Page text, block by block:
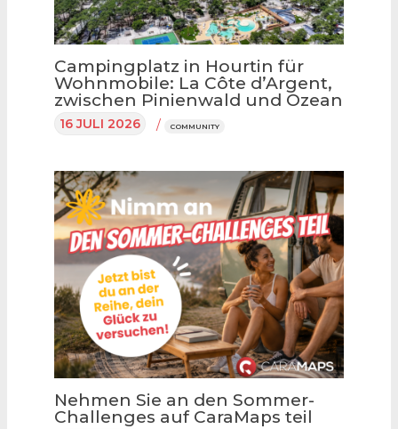
Campingplatz in Hourtin für
Wohnmobile: La Côte d’Argent,
zwischen Pinienwald und Ozean
16 JULI 2026 / COMMUNITY
Nehmen Sie an den Sommer-
Challenges auf CaraMaps teil